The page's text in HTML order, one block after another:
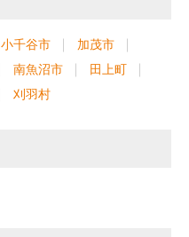
小千谷市
加茂市
南魚沼市
田上町
刈羽村